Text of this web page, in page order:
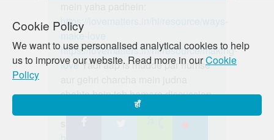
Cookie Policy
We want to use personalised analytical cookies to help
us to improve our website. Read more in ourCookie
Policy
हाँ
https://lovematters.in/hi/resource/ways-
make-love
https://lovematters.in/hi/resource/making-
loveYadi aap is mudde par humse
chahte hain toh hamare discussion
board ‘Just Poocho’ mein zaroor